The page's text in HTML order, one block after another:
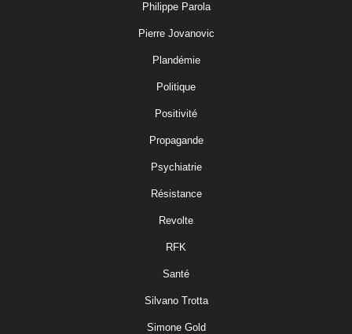
Philippe Parola
Pierre Jovanovic
Plandémie
Politique
Positivité
Propagande
Psychiatrie
Résistance
Revolte
RFK
Santé
Silvano Trotta
Simone Gold